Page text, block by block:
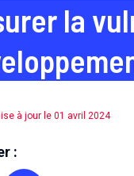
la
à jour le 01 avril 2024
: